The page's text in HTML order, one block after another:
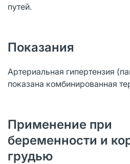
путей.
Показания
Артериальная гипертензия
показана комбинированная
Применение при
беременности и
грудью